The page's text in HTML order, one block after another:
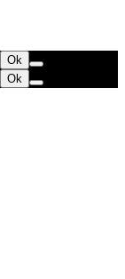
Ok
Ok